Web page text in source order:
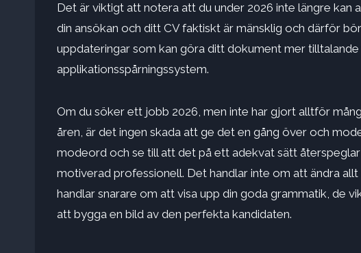
Det är viktigt att notera att du under 2026 inte längre kan
din ansökan och ditt CV faktiskt är mänsklig och därför
uppdateringar som kan göra ditt dokument mer
applikationsspårningssystem.
Om du söker ett jobb 2026, men inte har gjort alltför
åren, är det ingen skada att ge det en gång över och
modeord och se till att det på ett adekvat sätt
motiverad professionell. Det handlar inte om att ändra
handlar snarare om att visa upp din goda grammatik, de
att bygga en bild av den perfekta kandidaten.